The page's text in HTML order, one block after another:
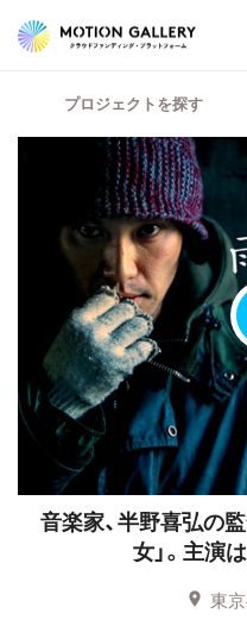
プロジェクトを探す
音楽家、半野喜弘の
女」。主演
東